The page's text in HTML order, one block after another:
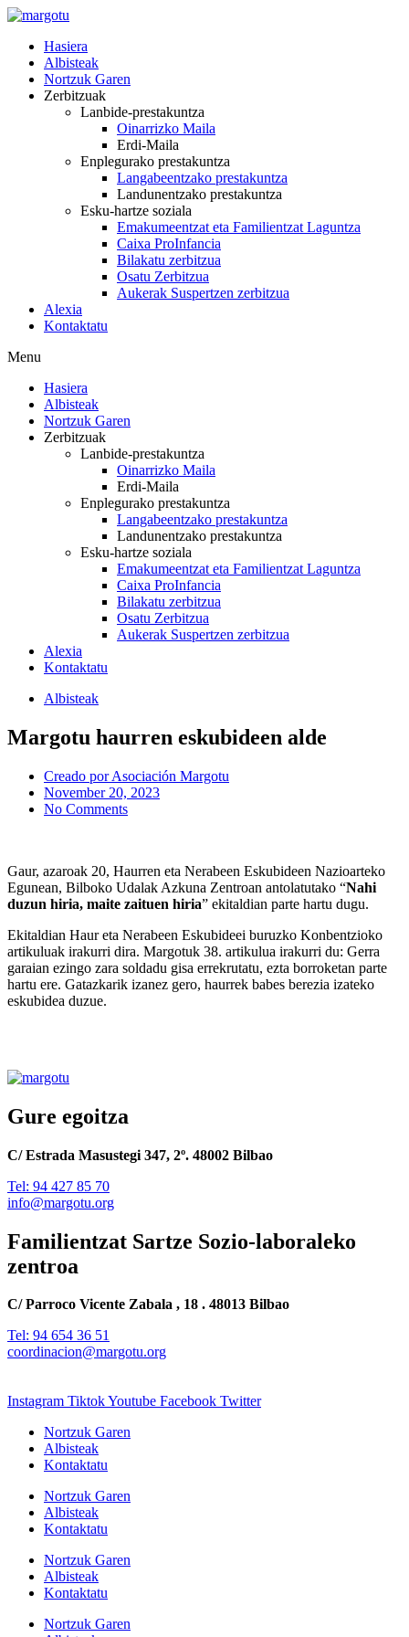
Skip
contentHasiera
Albisteak
Nortzuk Garen
Zerbitzuak
Lanbide-prestakuntza
Oinarrizko Maila
Erdi-Maila
Enplegurako prestakuntza
Langabeentzako prestakuntza
Landunentzako prestakuntza
Esku-hartze soziala
Emakumeentzat eta Familientzat Laguntza
Caixa ProInfancia
Bilakatu zerbitzua
Osatu Zerbitzua
Aukerak Suspertzen zerbitzua
Alexia
Kontaktatu
Menu
Hasiera
Albisteak
Nortzuk Garen
Zerbitzuak
Lanbide-prestakuntza
Oinarrizko Maila
Erdi-Maila
Enplegurako prestakuntza
Langabeentzako prestakuntza
Landunentzako prestakuntza
Esku-hartze soziala
Emakumeentzat eta Familientzat Laguntza
Caixa ProInfancia
Bilakatu zerbitzua
Osatu Zerbitzua
Aukerak Suspertzen zerbitzua
Alexia
Kontaktatu
Albisteak
Margotu haurren eskubideen alde
Creado porAsociación Margotu
November 20, 2023
No Comments
Gaur, azaroak 20, Haurren eta Nerabeen Eskubideen Nazioarteko
Egunean, Bilboko Udalak Azkuna Zentroan antolatutako “Nahi
duzun hiria, maite zaituen hiria” ekitaldian parte hartu dugu.
Ekitaldian Haur eta Nerabeen Eskubideei buruzko Konbentzioko
artikuluak irakurri dira. Margotuk 38. artikulua irakurri du: Gerra
garaian ezingo zara soldadu gisa errekrutatu, ezta borroketan parte
hartu ere. Gatazkarik izanez gero, haurrek babes berezia izateko
eskubidea duzue.
Gure egoitza
C/ Estrada Masustegi 347, 2º. 48002 Bilbao
Tel: 94 427 85 70
info@margotu.org
Familientzat Sartze Sozio-laboraleko
zentroa
C/ Parroco Vicente Zabala , 18 . 48013 Bilbao
Tel: 94 654 36 51
coordinacion@margotu.org
Instagram TiktokYoutube Facebook Twitter
Nortzuk Garen
Albisteak
Kontaktatu
Nortzuk Garen
Albisteak
Kontaktatu
Nortzuk Garen
Albisteak
Kontaktatu
Nortzuk Garen